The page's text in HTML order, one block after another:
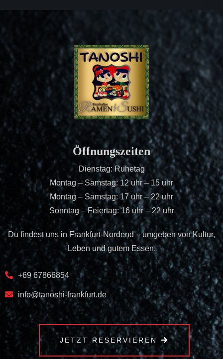
Öffnungszeiten
Dienstag: Ruhetag
Montag – Samstag: 12 uhr – 15 uhr
Montag – Samstag: 17 uhr – 22 uhr
Sonntag – Feiertag: 16 uhr – 22 uhr
Du findest uns in Frankfurt-Nordend – umgeben von Kultur,
Leben und gutem Essen.
+69 67866854
info@tanoshi-frankfurt.de
JETZT RESERVIEREN